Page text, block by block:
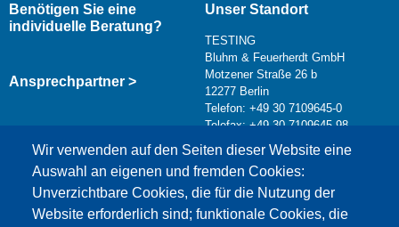
Wir verwenden auf den Seiten dieser Website eine
Auswahl an eigenen und fremden Cookies:
Unverzichtbare Cookies, die für die Nutzung der
Website erforderlich sind; funktionale Cookies, die
Benötigen Sie eine
individuelle Beratung?
Ansprechpartner >
Unser Standort
TESTING
Bluhm & Feuerherdt GmbH
Motzener Straße 26 b
12277 Berlin
Telefon: +49 30 7109645-0
Telefax: +49 30 7109645-98
info@testing.de